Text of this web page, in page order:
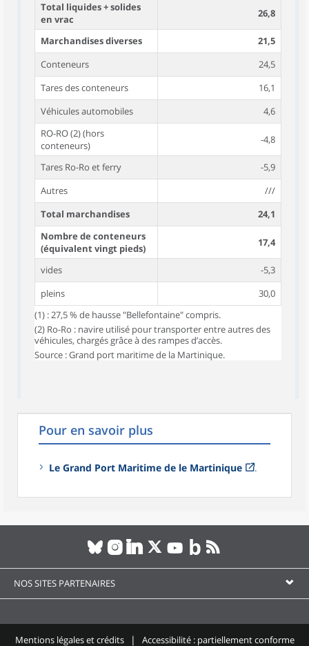
Total liquides + solides
en vrac
26,8
Marchandises diverses
21,5
Conteneurs
24,5
Tares des conteneurs
16,1
Véhicules automobiles
4,6
RO-RO (2) (hors
conteneurs)
-4,8
Tares Ro-Ro et ferry
-5,9
Autres
///
Total marchandises
24,1
Nombre de conteneurs
(équivalent vingt pieds)
17,4
vides
-5,3
pleins
30,0
(1) : 27,5 % de hausse "Bellefontaine" compris.
(2) Ro-Ro : navire utilisé pour transporter entre autres des
véhicules, chargés grâce à des rampes d’accès.
Source : Grand port maritime de la Martinique.
Pour en savoir plus
Le Grand Port Maritime de le Martinique .
NOS SITES PARTENAIRES
Mentions légales et crédits Accessibilité : partiellement conforme